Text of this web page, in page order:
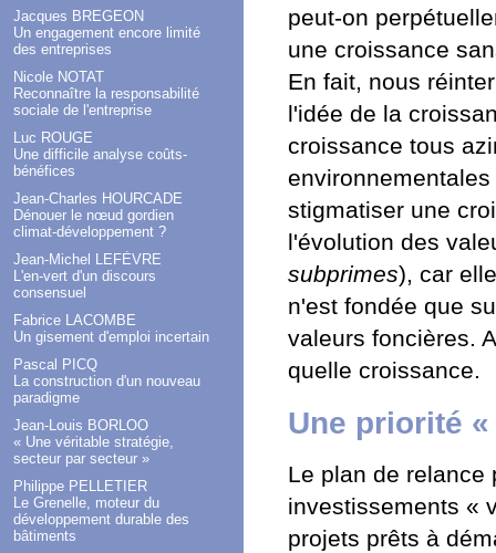
Jacques BREGEON
Un engagement encore limité
des entreprises
Nicole NOTAT
Reconnaître la responsabilité
sociale de l'entreprise
Luc ROUGE
Une difficile analyse coûts-
bénéfices
Jean-Charles HOURCADE
Dénouer le nœud gordien
climat-développement ?
Jean-Michel LEFÈVRE
L'en-vert d'un discours
consensuel
Fabrice LACOMBE
Un gisement d'emploi incertain
Pascal PICQ
La construction d'un nouveau
paradigme
Jean-Louis BORLOO
« Une véritable stratégie,
secteur par secteur »
Philippe PELLETIER
Le Grenelle, moteur du
développement durable des
bâtiments
peut-on
une croissance
En fait, nous
l'idée de la
croissance tous
stigmatiser une
l'évolution des
subprimes), car
n'est fondée que
valeurs foncières.
quelle croissance.
Une priorité
Le plan de relance
investissements «
projets prêts à